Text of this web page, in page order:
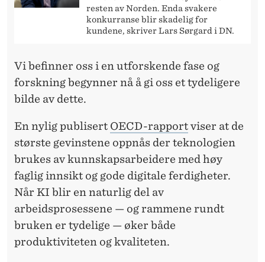
resten av Norden. Enda svakere
konkurranse blir skadelig for
kundene, skriver Lars Sørgard i DN.
Vi befinner oss i en utforskende fase og
forskning begynner nå å gi oss et tydeligere
bilde av dette.
En nylig publisert OECD-rapportviser at de
største gevinstene oppnås der teknologien
brukes av kunnskapsarbeidere med høy
faglig innsikt og gode digitale ferdigheter.
Når KI blir en naturlig del av
arbeidsprosessene — og rammene rundt
bruken er tydelige — øker både
produktiviteten og kvaliteten.